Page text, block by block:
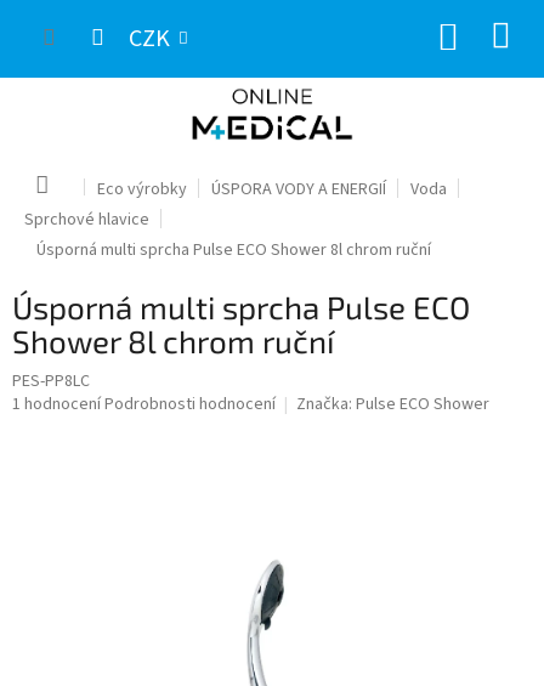
CZK
Domů Eco výrobky ÚSPORA VODY A ENERGIÍ
Voda
Sprchové hlavice
Úsporná multi sprcha Pulse ECO Shower 8l chrom ruční
Úsporná multi sprcha Pulse ECO
Shower 8l chrom ruční
PES-PP8LC
Průměrné
1 hodnoceníPodrobnosti hodnocení Značka: Pulse ECO Shower